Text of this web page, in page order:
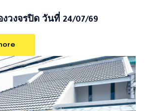
วงจรปิด วันที่ 24/07/69